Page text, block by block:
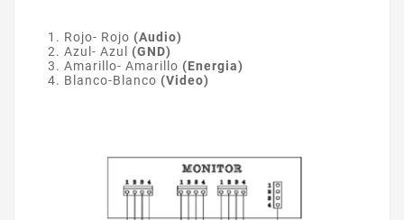
Rojo- Rojo (Audio)
Azul- Azul
(GND)
Amarillo- Amarillo (Energia)
Blanco-Blanco (Video)